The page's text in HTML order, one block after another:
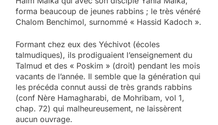
forma beaucoup de jeunes rabbins ; le très vénéré
Chalom Benchimol, surnommé « Hassid Kadoch ».
Formant chez eux des Yéchivot (écoles
talmudiques), ils prodiguaient l’enseignement du
Talmud et des « Poskim » (droit) pendant les mois
vacants de l’année. Il semble que la génération qui
les précéda connut aussi de très grands rabbins
(conf Nère Hamagharabi, de Mohribam, vol 1,
chap. 72) qui malheureusement, ne laissèrent
aucun ouvrage.